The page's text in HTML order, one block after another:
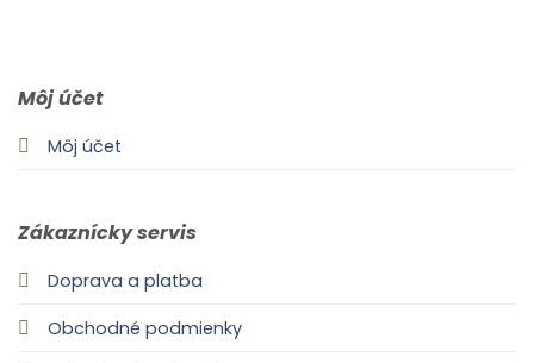
Môj účet
Môj účet
Zákaznícky servis
Doprava a platba
Obchodné podmienky